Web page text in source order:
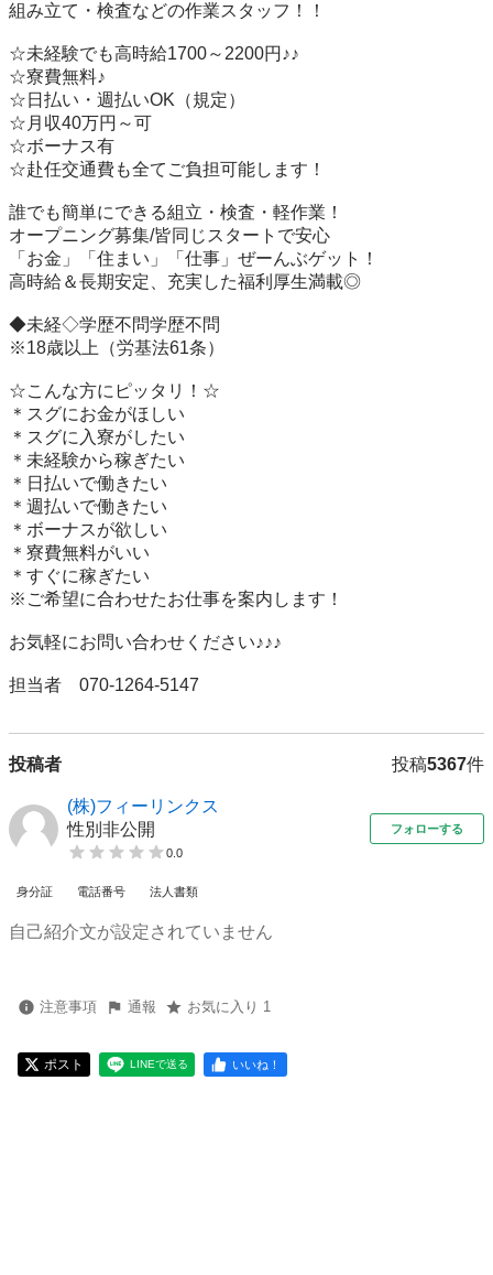
組み立て・検査などの作業スタッフ！！
☆未経験でも高時給1700～2200円♪♪
☆寮費無料♪
☆日払い・週払いOK（規定）
☆月収40万円～可
☆ボーナス有
☆赴任交通費も全てご負担可能します！
誰でも簡単にできる組立・検査・軽作業！
オープニング募集/皆同じスタートで安心
「お金」「住まい」「仕事」ぜーんぶゲット！
高時給＆長期安定、充実した福利厚生満載◎
◆未経◇学歴不問学歴不問
※18歳以上（労基法61条）
☆こんな方にピッタリ！☆
＊スグにお金がほしい
＊スグに入寮がしたい
＊未経験から稼ぎたい
＊日払いで働きたい
＊週払いで働きたい
＊ボーナスが欲しい
＊寮費無料がいい
＊すぐに稼ぎたい
※ご希望に合わせたお仕事を案内します！
お気軽にお問い合わせください♪♪♪
担当者　070‐1264-5147
投稿者 投稿5367件
(株)フィーリンクス
性別非公開
0.0
フォローする
身分証 電話番号 法人書類
自己紹介文が設定されていません
注意事項 通報 お気に入り 1
ポスト LINEで送る いいね！